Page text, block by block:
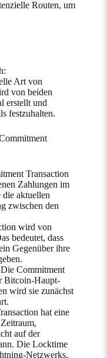
Routen, um
Art von
von beiden
erstellt und
festzuhalten.
Transaction
Zahlungen im
die aktuellen
zwischen den
wird von
bedeutet, dass
Gegenüber ihre
Die Commitment
Bitcoin-Haupt-
wird sie zunächst
hat eine
auf der
Die Locktime
Netzwerks,